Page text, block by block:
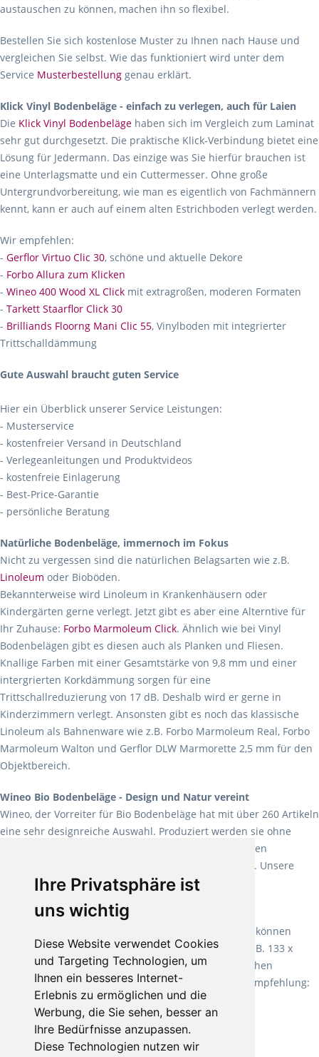
Ihre Privatsphäre ist
uns wichtig
Diese Website verwendet Cookies
und Targeting Technologien, um
Ihnen ein besseres Internet-
Erlebnis zu ermöglichen und die
Werbung, die Sie sehen, besser an
Ihre Bedürfnisse anzupassen.
Diese Technologien nutzen wir
austauschen zu können, machen ihn so flexibel.
Bestellen Sie sich kostenlose Muster zu Ihnen nach Hause und
vergleichen Sie selbst. Wie das funktioniert wird unter dem
Service Musterbestellung genau erklärt.
Klick Vinyl Bodenbeläge - einfach zu verlegen, auch für Laien
Die Klick Vinyl Bodenbeläge haben sich im Vergleich zum Laminat
sehr gut durchgesetzt. Die praktische Klick-Verbindung bietet eine
Lösung für Jedermann. Das einzige was Sie hierfür brauchen ist
eine Unterlagsmatte und ein Cuttermesser. Ohne große
Untergrundvorbereitung, wie man es eigentlich von Fachmännern
kennt, kann er auch auf einem alten Estrichboden verlegt werden.
Wir empfehlen:
- Gerflor Virtuo Clic 30, schöne und aktuelle Dekore
- Forbo Allura zum Klicken
- Wineo 400 Wood XL Click mit extragroßen, moderen Formaten
- Tarkett Staarflor Click 30
- Brilliands Floorng Mani Clic 55, Vinylboden mit integrierter
Trittschalldämmung
Gute Auswahl braucht guten Service
Hier ein Überblick unserer Service Leistungen:
- Musterservice
- kostenfreier Versand in Deutschland
- Verlegeanleitungen und Produktvideos
- kostenfreie Einlagerung
- Best-Price-Garantie
- persönliche Beratung
Natürliche Bodenbeläge, immernoch im Fokus
Nicht zu vergessen sind die natürlichen Belagsarten wie z.B.
Linoleum oder Bioböden.
Bekannterweise wird Linoleum in Krankenhäusern oder
Kindergärten gerne verlegt. Jetzt gibt es aber eine Alterntive für
Ihr Zuhause: Forbo Marmoleum Click. Ähnlich wie bei Vinyl
Bodenbelägen gibt es diesen auch als Planken und Fliesen.
Knallige Farben mit einer Gesamtstärke von 9,8 mm und einer
intergrierten Korkdämmung sorgen für eine
Trittschallreduzierung von 17 dB. Deshalb wird er gerne in
Kinderzimmern verlegt. Ansonsten gibt es noch das klassische
Linoleum als Bahnenware wie z.B. Forbo Marmoleum Real, Forbo
Marmoleum Walton und Gerflor DLW Marmorette 2,5 mm für den
Objektbereich.
Wineo Bio Bodenbeläge - Design und Natur vereint
Wineo, der Vorreiter für Bio Bodenbeläge hat mit über 260 Artikeln
eine sehr designreiche Auswahl. Produziert werden sie ohne
Weichmacher und Lösungsmittel. Mit allen verfügbaren
Verlegearten ist er für jegliche Bauvorhaben attraktiv. Unsere
Empfehlung:Wineo 1000 Multi Layer XXL.
Teppiche für ein angenehmes Laufgefühl
machen es schon lange vor. Sie können
Teppich in Ihrem gewünschten Sondermaß kaufen, z.B. 133 x
60cm. Vor allem in Schlafzimmern aufgrund der weichen
Oberfläche ein sehr beliebter Zusatzboden. Unsere Empfehlung:
Fletco Fluffy und Fletco Hermelin